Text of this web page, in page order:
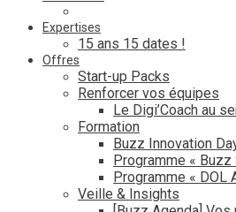
Expertises
15 ans 15 dates !
Offres
Start-up Packs
Renforcer vos équipes
Le Digi’Coach au
Formation
Buzz Innovation
Programme « Buzz
Programme « DOL
Veille & Insights